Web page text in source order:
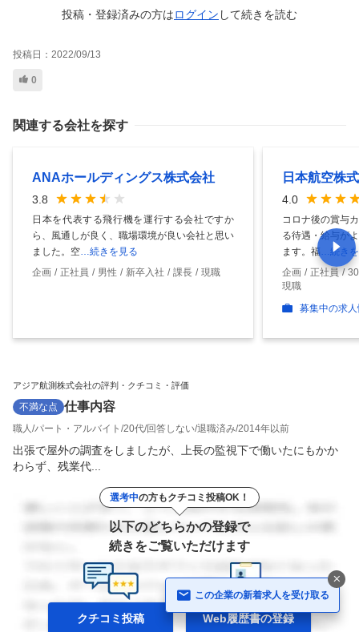
投稿・登録済みの方はログイン して続きを読む
投稿日： 2022/09/13
0
関連する会社を探す
ANAホールディングス株式会社
3.8
日本を代表する飛行機を運行する会社ですか
ら、風通しが良く、職場環境が良い会社と思い
ました。空 …続きを見る
企画
正社員 男性 新卒入社 課長 現職
日本航空株
4.0
コロナ後の賞与
る待遇・給与が
ます。福 …続き
企画
正社員
現職
募集中の求
アジア航測株式会社の評判・クチコミ・評価
不満な点 仕事内容
職人 パート・アルバイト 20代 回答しない 退職済み 2014年以前
出張で屋外の調査をしましたが、上長の監視下で働いたにもかか
わらず、残業代...
選考中の方もクチコミ投稿OK！
以下のどちらかの登録で
続きをご覧いただけます
クチコミ投稿 Web履歴書の登録
この企業の新着求人を受け取る